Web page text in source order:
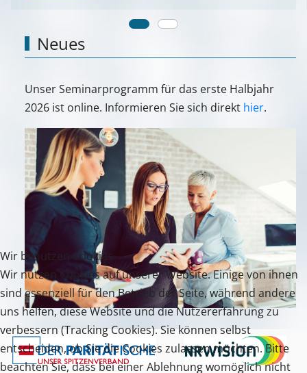
Neues
Unser Seminarprogramm für das erste Halbjahr
2026 ist online. Informieren Sie sich direkt hier.
Wir benutzen Cookies
Wir nutzen Cookies auf unserer Website. Einige von ihnen
sind essenziell für den Betrieb der Seite, während andere
uns helfen, diese Website und die Nutzererfahrung zu
verbessern (Tracking Cookies). Sie können selbst
entscheiden, ob Sie die Cookies zulassen möchten. Bitte
beachten Sie, dass bei einer Ablehnung womöglich nicht